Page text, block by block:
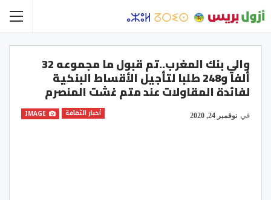
والي بنك المغرب..تم قبول ما مجموعه 32
ألفا و248 طلبا لتأجيل الأقساط البنكية
لفائدة المقاولات عند متم غشت المنصرم
أخبار الثقافة في نوفمبر 24, 2020